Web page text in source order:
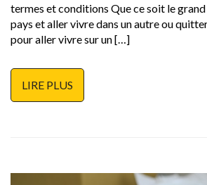
termes et conditions Que ce soit le
pays et aller vivre dans un autre ou
pour aller vivre sur un […]
LIRE PLUS